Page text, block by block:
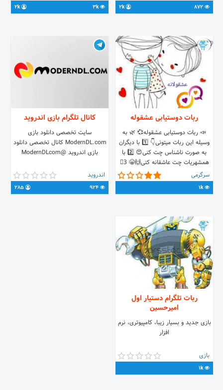
متداول و قوانین : @PorseshPersia
2k
3k
2k
ربات دوستیابی عشقوله
📣 ربات دوستیابی عشقوله💞 🌿 به
وسیله این ربات میتونی👇 1️⃣ با دیگران
به صورت ناشناس چت کنی😍 2️⃣ با
همشهریات چت عاشقانه کنی🙌😁 3⃣
از طریق مکان یاب نزدیکترین افراد را
پیدا کنی وچت کنی👀💞 4⃣با این ربات
می تونی با دختر چت کنی👩‍🦰 5⃣می
سرگرمی
1k
کانال تلگرام بازی اندروید
سایت تخصصی دانلود بازی
ModernDL.com کانال تخصصی دانلود
بازی اندروید @ModernDLcom
اندروید
ربات تلگرام دستیار اول
امیرحسین
بازی جدید و بسیار زیبا، کامپیوتری، نرم
افزار
بازی
1k